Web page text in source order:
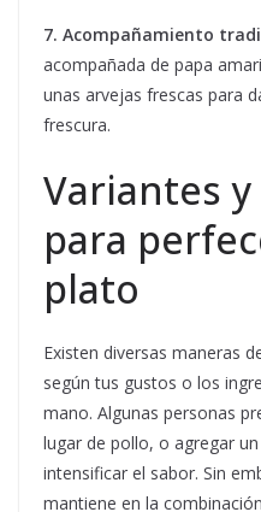
7. Acompañamiento
acompañada de papa
unas arvejas frescas para
frescura.
Variantes
para
plato
Existen diversas maneras
según tus gustos o los
mano. Algunas personas
lugar de pollo, o agregar
intensificar el sabor. Sin
mantiene en la